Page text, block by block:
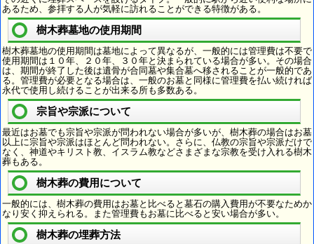
あるため、参拝する人が気軽に訪れることができる特徴がある。
樹木葬墓地の使用期間
樹木葬墓地の使用期間は墓地によって異なるが、一般的には管理費は不要で
使用期間は１０年、２０年、３０年と決まられている場合が多い。その場合
は、期間が終了した後は遺骨が合同墓や集合墓へ移されることが一般的であ
る。管理費が必要となる場合は、一般のお墓と同様に管理費を払い続ければ
永代で使用し続けることが出来る所も多数ある。
宗旨や宗派について
最近はお墓でも宗旨や宗派が問われない場合が多いが、樹木葬の場合はお墓
以上に宗旨や宗派はほとんど問われない。さらに、仏教の宗旨や宗派だけで
なく、神道やキリスト教、イスラム教などさまざまな宗教を受け入れる樹木
葬もある。
樹木葬の費用について
一般的には、樹木葬の費用はお墓と比べると墓石の購入費用が不要なためか
なり安く抑えられる。また管理費もお墓に比べると安い場合が多い。
樹木葬の埋葬方法